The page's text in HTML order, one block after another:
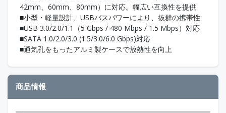
42mm、60mm、80mm）に対応。幅広い互換性を提供
■小型・軽量設計、USBバスパワーにより、抜群の携帯性
■USB 3.0/2.0/1.1（5 Gbps / 480 Mbps / 1.5 Mbps）対応
■SATA 1.0/2.0/3.0 (1.5/3.0/6.0 Gbps)対応
■通気孔をもったアルミ製ケースで放熱性を向上
商品情報